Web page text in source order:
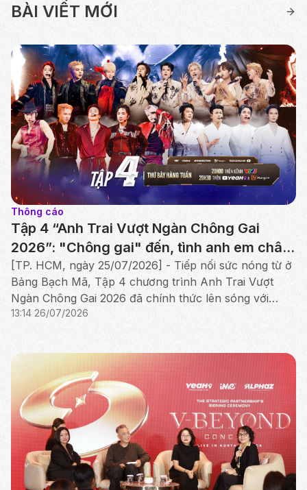
BÀI VIẾT MỚI
Thông cáo
Tập 4 “Anh Trai Vượt Ngàn Chông Gai
2026”: "Chông gai" đến, tình anh em chân
thành thắp sáng Công diễn đầu tiên
[TP. HCM, ngày 25/07/2026] - Tiếp nối sức nóng từ ở
Bảng Bạch Mã, Tập 4 chương trình Anh Trai Vượt
Ngàn Chông Gai 2026 đã chính thức lên sóng với
cuộc tranh tài nghẹt thở của Bảng Hắc Mã
13:14 26/07/2026